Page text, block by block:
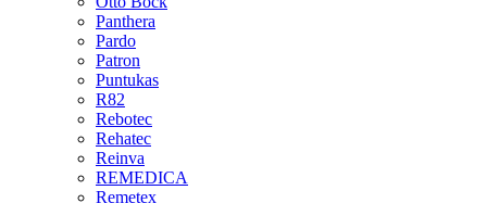
Panthera
Pardo
Patron
Puntukas
R82
Rebotec
Rehatec
Reinva
REMEDICA
Remetex